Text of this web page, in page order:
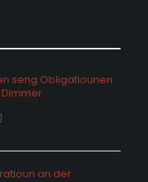
seng Obligatiounen
an der